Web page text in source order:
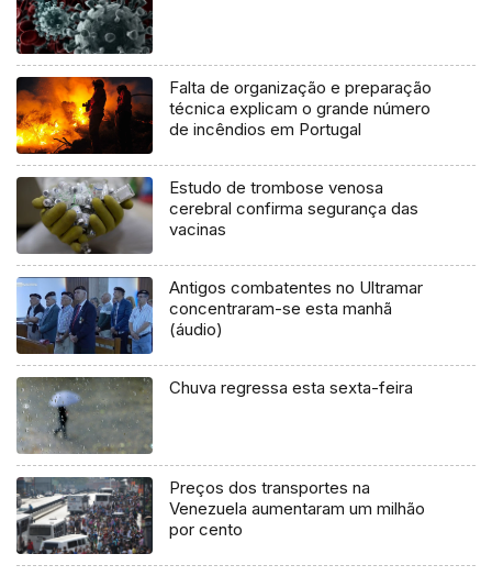
Falta de organização e preparação
técnica explicam o grande número
de incêndios em Portugal
Estudo de trombose venosa
cerebral confirma segurança das
vacinas
Antigos combatentes no Ultramar
concentraram-se esta manhã
(áudio)
Chuva regressa esta sexta-feira
Preços dos transportes na
Venezuela aumentaram um milhão
por cento